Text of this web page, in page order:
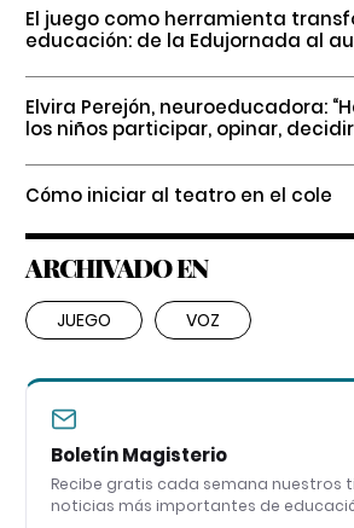
El juego como herramienta
educación: de la Edujornada al
Elvira Perejón, neuroeducadora:
los niños participar, opinar,
Cómo iniciar al teatro en el cole
ARCHIVADO EN
JUEGO VOZ
Boletín Magisterio
Recibe gratis cada semana nuestros
noticias más importantes de